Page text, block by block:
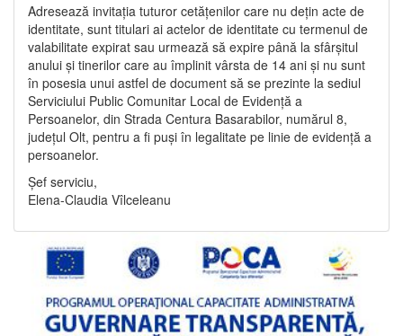
Adresează invitația tuturor cetățenilor care nu dețin acte de
identitate, sunt titulari ai actelor de identitate cu termenul de
valabilitate expirat sau urmează să expire până la sfârșitul
anului și tinerilor care au împlinit vârsta de 14 ani și nu sunt
în posesia unui astfel de document să se prezinte la sediul
Serviciului Public Comunitar Local de Evidență a
Persoanelor, din Strada Centura Basarabilor, numărul 8,
județul Olt, pentru a fi puși în legalitate pe linie de evidență a
persoanelor.
Șef serviciu,
Elena-Claudia Vîlceleanu